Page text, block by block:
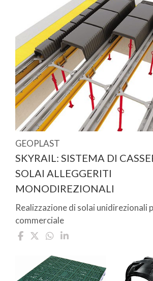
GEOPLAST
SKYRAIL: SISTEMA DI
SOLAI ALLEGGERITI
MONODIREZIONALI
Realizzazione di solai unidirezionali
commerciale